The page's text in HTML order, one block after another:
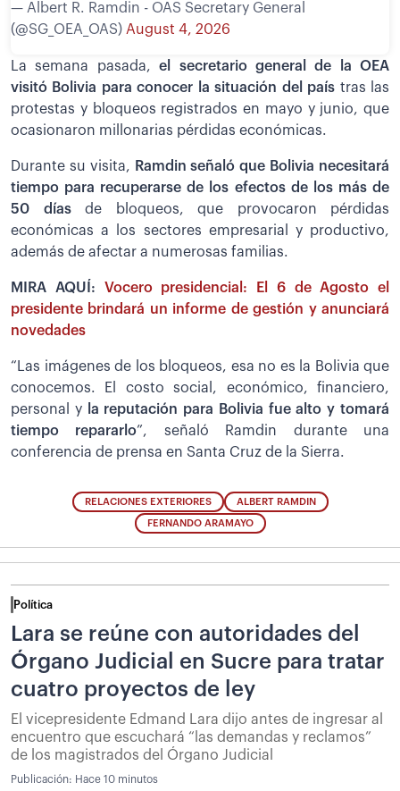
— Albert R. Ramdin - OAS Secretary General
(@SG_OEA_OAS) August 4, 2026
La semana pasada, el secretario general de la OEA
visitó Bolivia para conocer la situación del país tras las
protestas y bloqueos registrados en mayo y junio, que
ocasionaron millonarias pérdidas económicas.
Durante su visita, Ramdin señaló que Bolivia necesitará
tiempo para recuperarse de los efectos de los más de
50 días de bloqueos, que provocaron pérdidas
económicas a los sectores empresarial y productivo,
además de afectar a numerosas familias.
MIRA AQUÍ: Vocero presidencial: El 6 de Agosto el
presidente brindará un informe de gestión y anunciará
novedades
“Las imágenes de los bloqueos, esa no es la Bolivia que
conocemos. El costo social, económico, financiero,
personal yla reputación para Bolivia fue alto y tomará
tiempo repararlo”, señaló Ramdin durante una
conferencia de prensa en Santa Cruz de la Sierra.
RELACIONES EXTERIORES ALBERT RAMDIN
FERNANDO ARAMAYO
Política
Lara se reúne con autoridades del
Órgano Judicial en Sucre para tratar
cuatro proyectos de ley
El vicepresidente Edmand Lara dijo antes de ingresar al
encuentro que escuchará “las demandas y reclamos”
de los magistrados del Órgano Judicial
Publicación: Hace 10 minutos